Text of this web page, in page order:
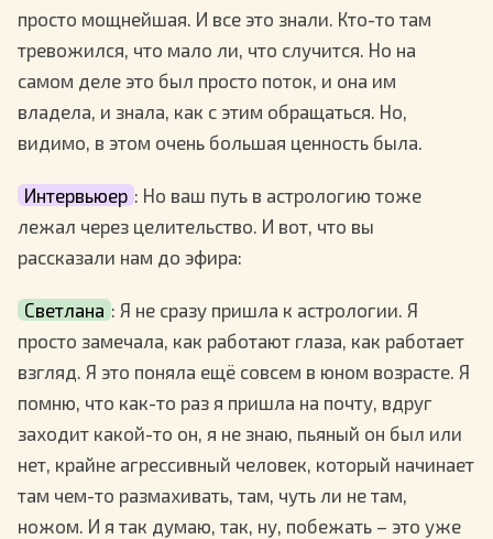
просто мощнейшая. И все это знали. Кто-то там
тревожился, что мало ли, что случится. Но на
самом деле это был просто поток, и она им
владела, и знала, как с этим обращаться. Но,
видимо, в этом очень большая ценность была.
Интервьюер : Но ваш путь в астрологию тоже
лежал через целительство. И вот, что вы
рассказали нам до эфира:
Светлана : Я не сразу пришла к астрологии. Я
просто замечала, как работают глаза, как работает
взгляд. Я это поняла ещё совсем в юном возрасте. Я
помню, что как-то раз я пришла на почту, вдруг
заходит какой-то он, я не знаю, пьяный он был или
нет, крайне агрессивный человек, который начинает
там чем-то размахивать, там, чуть ли не там,
ножом. И я так думаю, так, ну, побежать – это уже